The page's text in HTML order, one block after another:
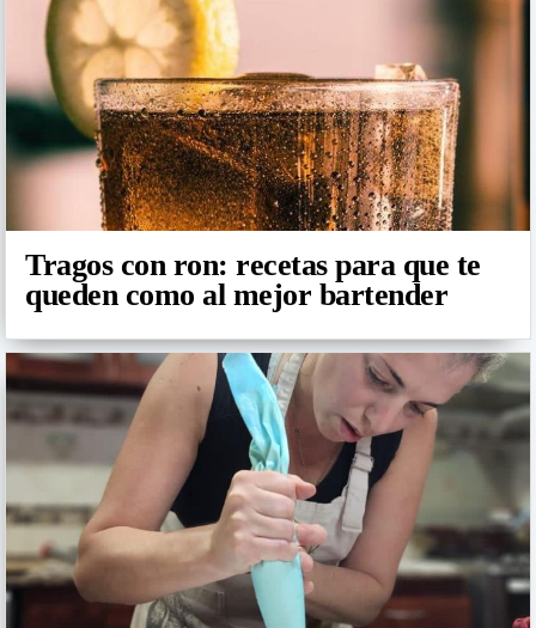
Tragos con ron: recetas para que te
queden como al mejor bartender